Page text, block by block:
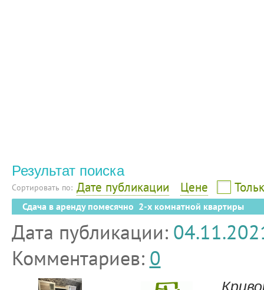
Результат поиска
Сортировать по: Дате публикации Цене
Сдача в аренду помесячно 2-х комнатной квартиры
Дата публикации:
Комментариев: 0